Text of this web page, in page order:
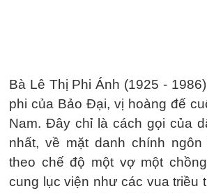
Bà Lê Thị Phi Ánh (1925 -
phi của Bảo Đại, vị hoàng đế
Nam. Đây chỉ là cách gọi của
nhất, về mặt danh chính
theo chế độ một vợ một
cung lục viện như các vua triều